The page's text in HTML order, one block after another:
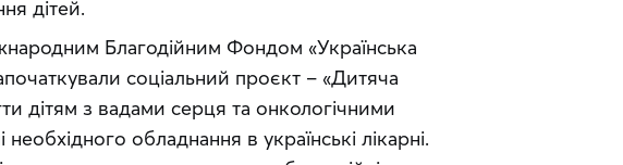
дітей.
Благодійним Фондом «Українська
соціальний проєкт – «Дитяча
дітям з вадами серця та онкологічними
обладнання в українські лікарні.